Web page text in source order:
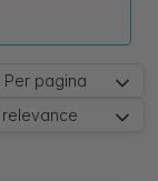
Per pagina
relevance